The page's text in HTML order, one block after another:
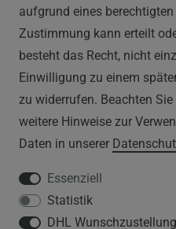
WIDERRUFSRECHT
IMPRESSUM
HINWEISE ZUM
SERVICE
aufgrund eines
Zustimmung kann erteilt
besteht das Recht, nicht
Einwilligung zu einem
zu widerrufen. Beachten Sie
weitere Hinweise zur
Daten in unserer
Essenziell
Statistik
DHL Wunschzustellung